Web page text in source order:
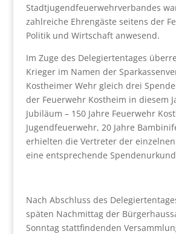
Stadtjugendfeuerwehrverbandes
zahlreiche Ehrengäste seitens der
Politik und Wirtschaft anwesend.
Im Zuge des Delegiertentages
Krieger im Namen der
Kostheimer Wehr gleich drei
der Feuerwehr Kostheim in diesem
Jubiläum – 150 Jahre Feuerwehr
Jugendfeuerwehr, 20 Jahre
erhielten die Vertreter der
eine entsprechende
Nach Abschluss des
späten Nachmittag der
Sonntag stattfindenden